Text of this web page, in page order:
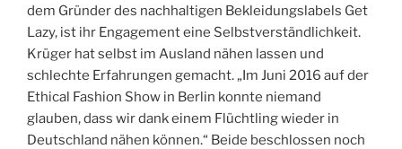
dem Gründer des nachhaltigen Bekleidungslabels Get
Lazy, ist ihr Engagement eine Selbstverständlichkeit.
Krüger hat selbst im Ausland nähen lassen und
schlechte Erfahrungen gemacht. „Im Juni 2016 auf der
Ethical Fashion Show in Berlin konnte niemand
glauben, dass wir dank einem Flüchtling wieder in
Deutschland nähen können.“ Beide beschlossen noch